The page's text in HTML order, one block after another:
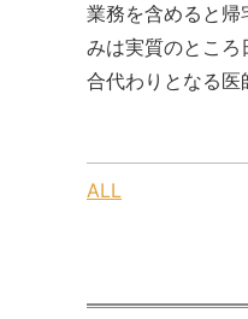
業務を含めると
みは実質のとこ
合代わりとなる医
ALL